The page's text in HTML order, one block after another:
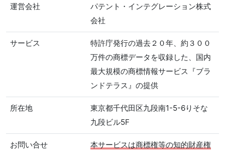
運営会社
パテント・インテグレーション株式
会社
サービス
特許庁発行の過去２０年、約３００
万件の商標データを収録した、国内
最大規模の商標情報サービス『ブラ
ンドテラス』の提供
所在地
東京都千代田区九段南1-5-6りそな
九段ビル5F
お問い合せ
本サービスは商標権等の知的財産権